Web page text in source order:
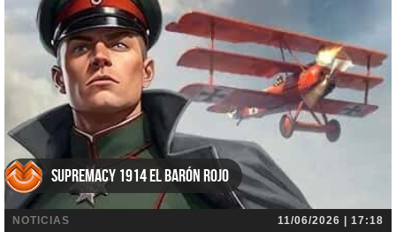
Supremacy 1914 El Barón Rojo
NOTICIAS
11/06/2026 | 17:18